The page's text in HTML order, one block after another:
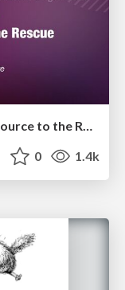
AI in Enterprises - Java and Open Source to the Rescue
0 1.4k